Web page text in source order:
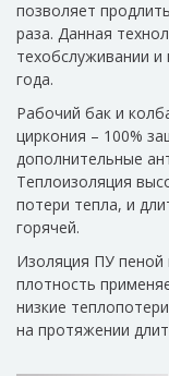
позволяет
раза. Данная
техобслуживании
года.
Рабочий бак и
циркония – 100%
дополнительные
Теплоизоляция
потери тепла, и
горячей.
Изоляция ПУ пеной
плотность
низкие
на протяжении